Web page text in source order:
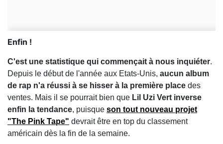
Enfin !
C'est une statistique qui commençait à nous inquiéter.
Depuis le début de l'année aux Etats-Unis, aucun album
de rap n'a réussi à se hisser à la première place des
ventes. Mais il se pourrait bien que Lil Uzi Vert inverse
enfin la tendance, puisque son tout nouveau projet
"The Pink Tape" devrait être en top du classement
américain dès la fin de la semaine.